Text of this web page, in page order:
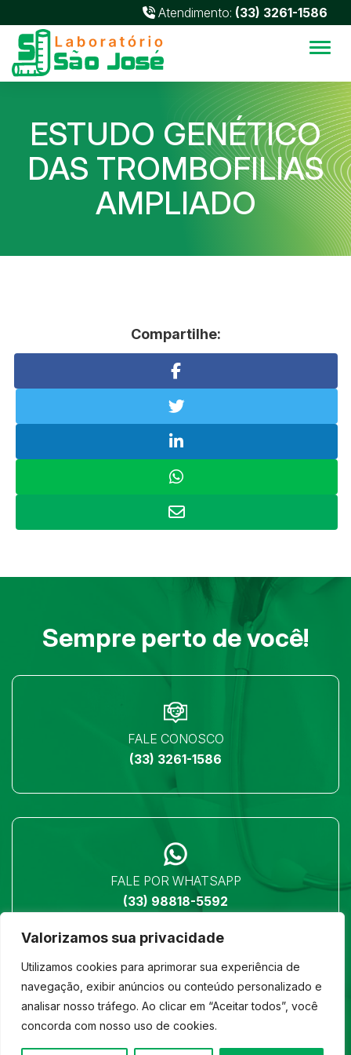
Valorizamos sua privacidade
Utilizamos cookies para aprimorar sua experiência de
navegação, exibir anúncios ou conteúdo personalizado e
analisar nosso tráfego. Ao clicar em “Aceitar todos”, você
concorda com nosso uso de cookies.
Atendimento: (33) 3261-1586
ESTUDO GENÉTICO
DAS TROMBOFILIAS
AMPLIADO
Compartilhe:
Sempre perto de você!
FALE CONOSCO
(33) 3261-1586
FALE POR WHATSAPP
(33) 98818-5592
LOCALIZAÇÃO